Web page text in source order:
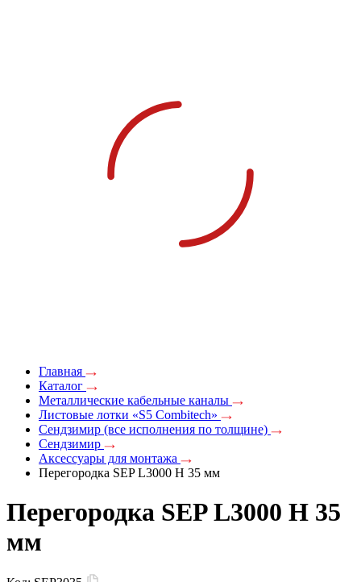
Главная
Каталог
Металлические кабельные каналы
Листовые лотки «S5 Combitech»
Сендзимир (все исполнения по толщине)
Сендзимир
Аксессуары для монтажа
Перегородка SEP L3000 Н 35 мм
Перегородка SEP L3000 Н 35
мм